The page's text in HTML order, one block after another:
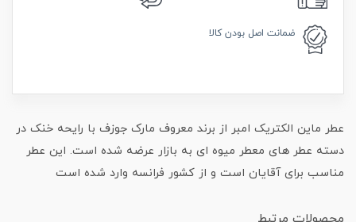
ضمانت اصل بودن کالا
عطر ماین الکتریک امبر از برند معروف مارک جوزف با رایحه خنک در
دسته عطر های معطر میوه ای به بازار عرضه شده است. این عطر
مناسب برای آقایان است و از کشور فرانسه وارد شده است
محصولات مرتبط